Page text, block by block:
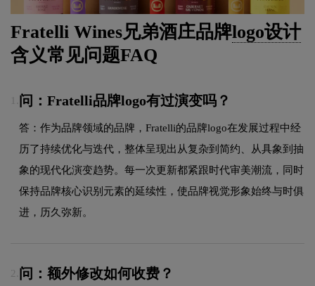
Fratelli Wines兄弟酒庄品牌logo设计
含义常见问题FAQ
问：Fratelli品牌logo有过演变吗？
答：作为品牌领域的品牌，Fratelli的品牌logo在发展过程中经
历了持续优化与迭代，整体呈现出从复杂到简约、从具象到抽
象的现代化演变趋势。每一次更新都紧跟时代审美潮流，同时
保持品牌核心识别元素的延续性，使品牌视觉形象始终与时俱
进，历久弥新。
2. 问：额外修改如何收费？